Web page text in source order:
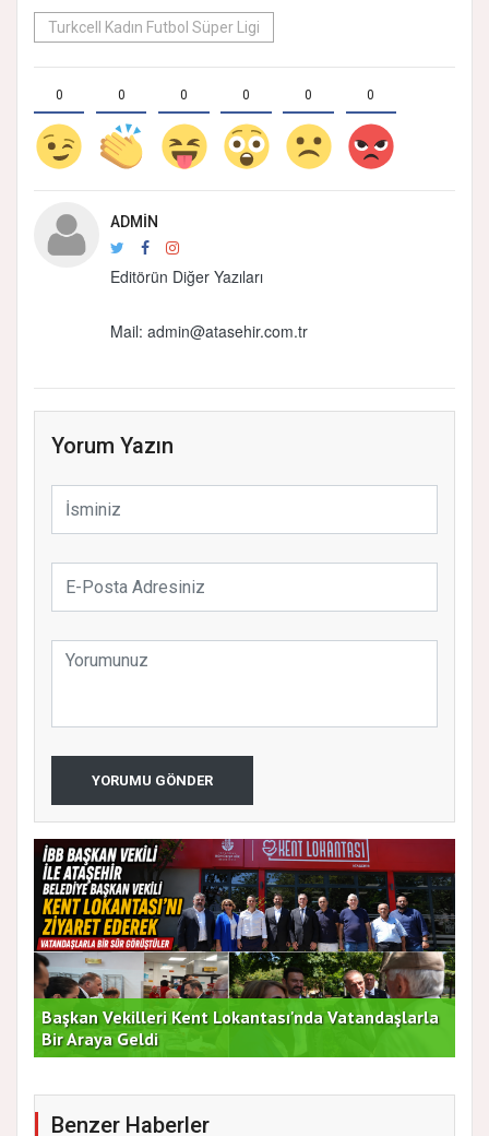
Turkcell Kadın Futbol Süper Ligi
0 0 0 0 0 0
ADMIN
Editörün Diğer Yazıları
Mail: admin@atasehir.com.tr
Yorum Yazın
YORUMU GÖNDER
Başkan Vekilleri Kent Lokantası'nda Vatandaşlarla
Bir Araya Geldi
Benzer Haberler